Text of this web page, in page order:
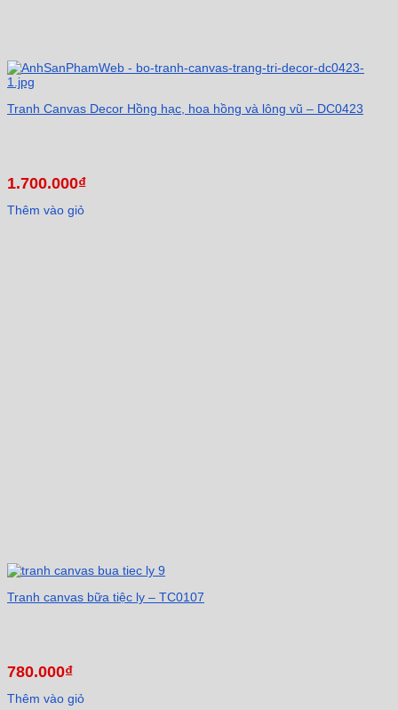
Tranh Canvas Decor Hồng hạc, hoa hồng và lông vũ – DC0423
1.700.000₫
Thêm vào giỏ
Tranh canvas bữa tiệc ly – TC0107
780.000₫
Thêm vào giỏ